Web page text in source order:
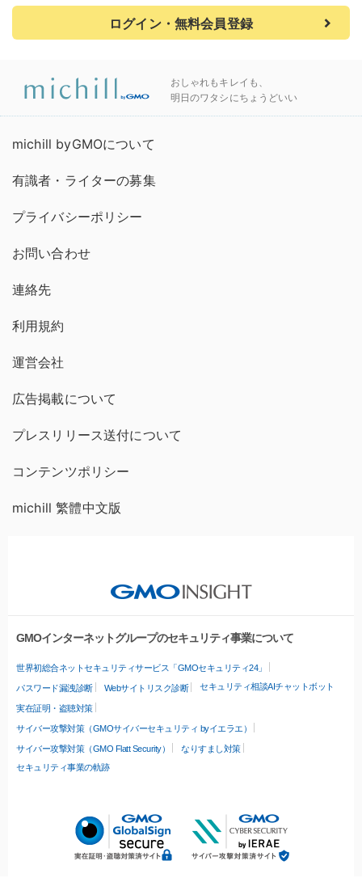
ログイン・無料会員登録
おしゃれもキレイも、
明日のワタシにちょうどいい
michill byGMOについて
有識者・ライターの募集
プライバシーポリシー
お問い合わせ
連絡先
利用規約
運営会社
広告掲載について
プレスリリース送付について
コンテンツポリシー
michill 繁體中文版
GMOインターネットグループのセキュリティ事業について
世界初総合ネットセキュリティサービス「GMOセキュリティ24」
パスワード漏洩診断 Webサイトリスク診断 セキュリティ相談AIチャットボット
実在証明・盗聴対策
サイバー攻撃対策（GMOサイバーセキュリティ byイエラエ）
サイバー攻撃対策（GMO Flatt Security）
なりすまし対策
セキュリティ事業の軌跡